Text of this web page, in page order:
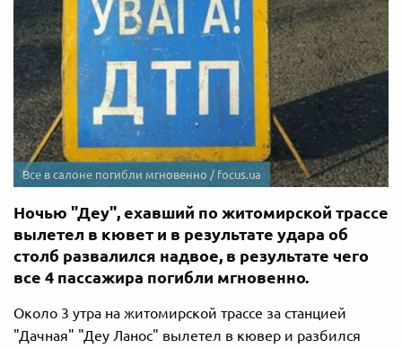
Все в салоне погибли мгновенно / focus.ua
Ночью "Деу", ехавший по житомирской трассе
вылетел в кювет и в результате удара об
столб развалился надвое, в результате чего
все 4 пассажира погибли мгновенно.
Около 3 утра на житомирской трассе за станцией
"Дачная" "Деу Ланос" вылетел в кювер и разбился